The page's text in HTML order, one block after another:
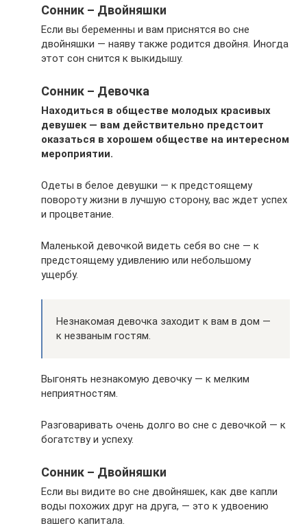
Сонник – Двойняшки
Если вы беременны и вам приснятся во сне
двойняшки — наяву также родится двойня. Иногда
этот сон снится к выкидышу.
Сонник – Девочка
Находиться в обществе молодых красивых
девушек — вам действительно предстоит
оказаться в хорошем обществе на интересном
мероприятии.
Одеты в белое девушки — к предстоящему
повороту жизни в лучшую сторону, вас ждет успех
и процветание.
Маленькой девочкой видеть себя во сне — к
предстоящему удивлению или небольшому
ущербу.
Незнакомая девочка заходит к вам в дом —
к незваным гостям.
Выгонять незнакомую девочку — к мелким
неприятностям.
Разговаривать очень долго во сне с девочкой — к
богатству и успеху.
Сонник – Двойняшки
Если вы видите во сне двойняшек, как две капли
воды похожих друг на друга, — это к удвоению
вашего капитала.